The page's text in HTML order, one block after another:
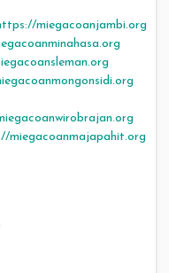
miegacoanjambi.org
miegacoanmajapahit.org